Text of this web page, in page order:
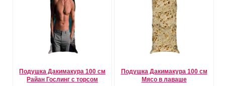
Подушка Дакимакура 100 см
Райан Гослинг с торсом
Подушка Дакимакура 100 см
Мясо в лаваше